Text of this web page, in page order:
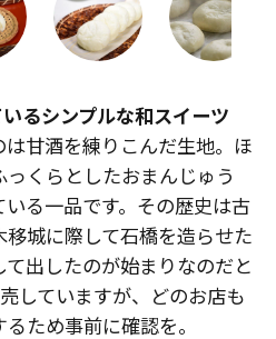
るシンプルな和スイーツ
甘酒を練りこんだ生地。ほ
くらとしたおまんじゅう
る一品です。その歴史は古
城に際して石橋を造らせた
出したのが始まりなのだと
していますが、どのお店も
ため事前に確認を。